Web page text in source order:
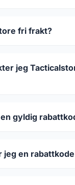
fri frakt?
jeg
gyldig
jeg en